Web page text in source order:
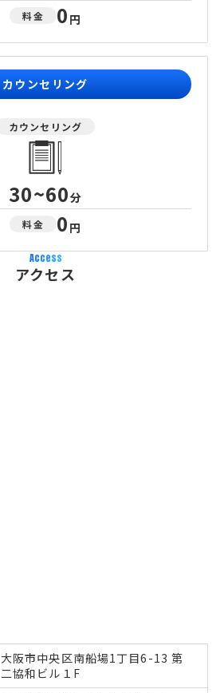
料金 0 円
カウンセリング
カウンセリング
30~60分
料金 0 円
Access
アクセス
大阪市中央区南船場1丁目6-13 第
二協和ビル１F